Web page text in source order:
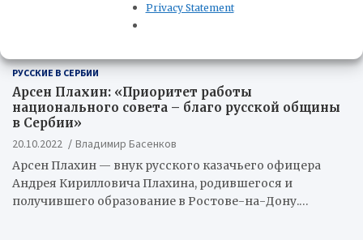
Privacy Statement
РУССКИЕ В СЕРБИИ
Арсен Плахин: «Приоритет работы
национального совета – благо русской общины
в Сербии»
20.10.2022
Владимир Басенков
Арсен Плахин — внук русского казачьего офицера
Андрея Кирилловича Плахина, родившегося и
получившего образование в Ростове-на-Дону.…